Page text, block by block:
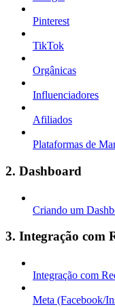
Pinterest
TikTok
Orgânicas
Influenciadores
Afiliados
Plataformas de
2. Dashboard
Criando um
3. Integração com
Integração com
Meta (Facebook/